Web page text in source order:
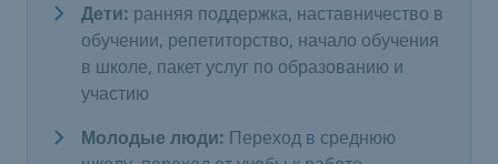
Дети: ранняя поддержка, наставничество в
обучении, репетиторство, начало обучения
в школе, пакет услуг по образованию и
участию
Молодые люди: Переход в среднюю